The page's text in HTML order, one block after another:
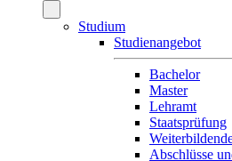
Studium
Studienangebot
Bachelor
Master
Lehramt
Staatsprüfung
Abschlüsse